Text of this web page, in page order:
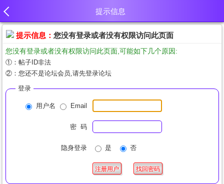
提示信息
提示信息： 您没有登录或者没有权限访问此页面
您没有登录或者没有权限访问此页面,可能如下几个原因:
①：帖子ID非法
②：您还不是论坛会员,请先登录论坛
登录
用户名 Email
密 码
隐身登录 是 否